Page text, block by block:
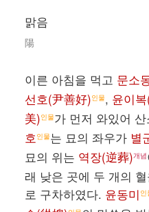
맑음
陽
이른 아침을 먹고 문소
선호(尹善好)인물, 윤이
美)인물가 먼저 와있어
호인물는 묘의 좌우가 별
묘의 위는 역장(逆葬)개념
래 낮은 곳에 두 개의
로 구차하였다. 윤동미 인